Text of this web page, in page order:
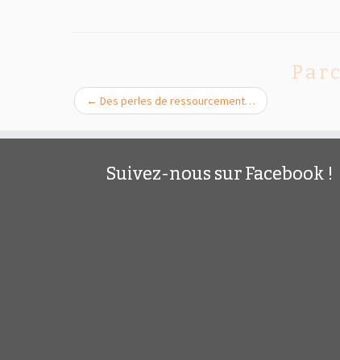
← Des perles de ressourcement…
Suivez-nous sur Facebook !